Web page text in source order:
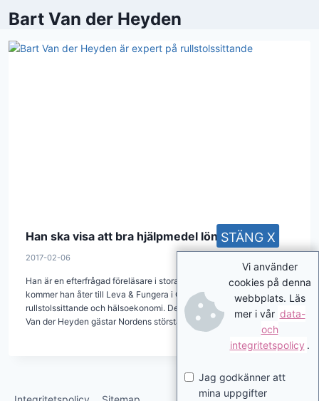
Bart Van der Heyden
Han ska visa att bra hjälpmedel lönar sig
2017-02-06
Han är en efterfrågad föreläsare i stora delar av världen. Och i april
kommer han åter till Leva & Fungera i Göteborg, för att prata om
rullstolssittande och hälsoekonomi. Det är fjärde gången som Bart
Van der Heyden gästar Nordens största hjälpmedelsmässa.
Vi använder
cookies på denna
webbplats. Läs
mer i vår data-
och
integritetspolicy .
Jag godkänner att
mina uppgifter
STÄNG X